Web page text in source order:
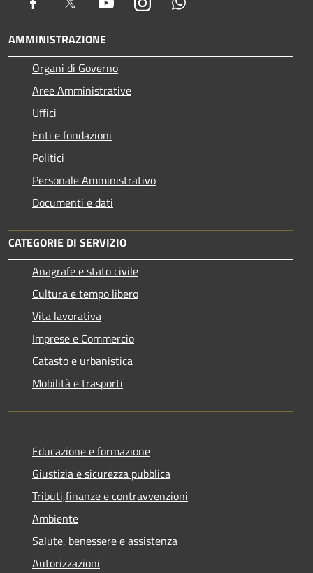
AMMINISTRAZIONE
Organi di Governo
Aree Amministrative
Uffici
Enti e fondazioni
Politici
Personale Amministrativo
Documenti e dati
CATEGORIE DI SERVIZIO
Anagrafe e stato civile
Cultura e tempo libero
Vita lavorativa
Imprese e Commercio
Catasto e urbanistica
Mobilità e trasporti
Educazione e formazione
Giustizia e sicurezza pubblica
Tributi,finanze e contravvenzioni
Ambiente
Salute, benessere e assistenza
Autorizzazioni